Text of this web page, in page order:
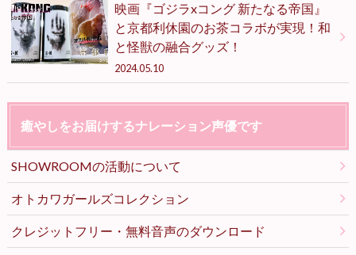
映画『ゴジラxコング 新たなる帝国』
と京都利休園のお茶コラボが実現！和
と怪獣の融合グッズ！
2024.05.10
癒やしをお届けするナレーション声優です
SHOWROOMの活動について
オトカワガールズコレクション
クレジットフリー・無料音声のダウンロード